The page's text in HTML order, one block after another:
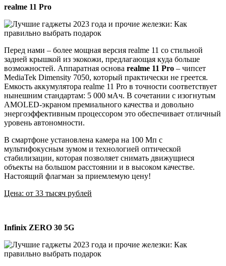
realme 11 Pro
Перед нами – более мощная версия realme 11 со стильной
задней крышкой из экокожи, предлагающая куда больше
возможностей. Аппаратная основа realme 11 Pro – чипсет
MediaTek Dimensity 7050, который практически не греется.
Емкость аккумулятора realme 11 Pro в точности соответствует
нынешним стандартам: 5 000 мАч. В сочетании с изогнутым
AMOLED-экраном премиального качества и довольно
энергоэффективным процессором это обеспечивает отличный
уровень автономности.
В смартфоне установлена камера на 100 Мп с
мультифокусным зумом и технологией оптической
стабилизации, которая позволяет снимать движущиеся
объекты на большом расстоянии и в высоком качестве.
Настоящий флагман за приемлемую цену!
Цена: от 33 тысяч рублей
Infinix ZERO 30 5G